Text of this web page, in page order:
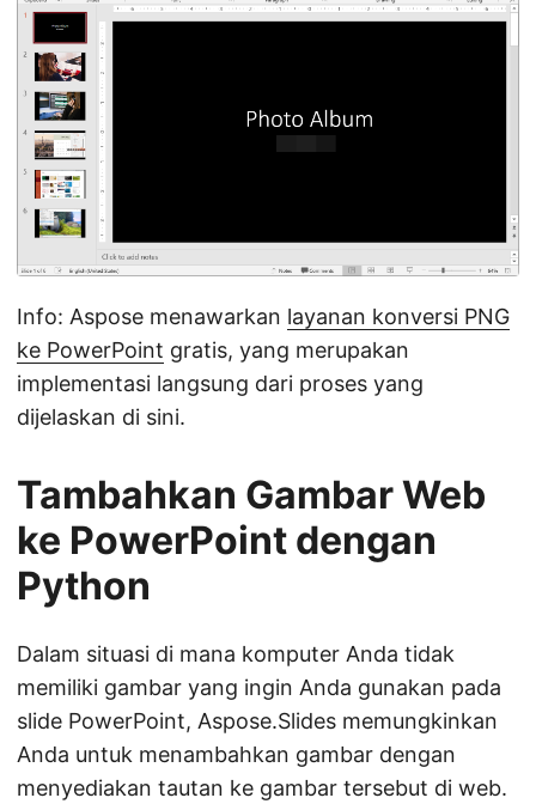
Info: Aspose menawarkan layanan konversi PNG
ke PowerPoint gratis, yang merupakan
implementasi langsung dari proses yang
dijelaskan di sini.
Tambahkan Gambar Web
ke PowerPoint dengan
Python
Dalam situasi di mana komputer Anda tidak
memiliki gambar yang ingin Anda gunakan pada
slide PowerPoint, Aspose.Slides memungkinkan
Anda untuk menambahkan gambar dengan
menyediakan tautan ke gambar tersebut di web.